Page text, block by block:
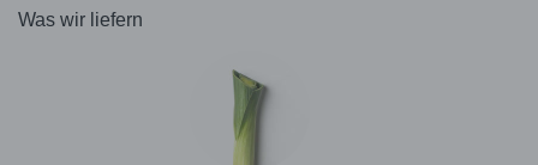
Was wir liefern